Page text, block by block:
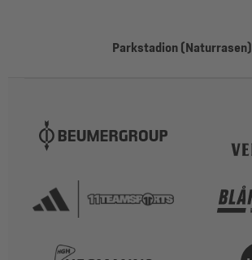
Parkstadion (Naturrasen)